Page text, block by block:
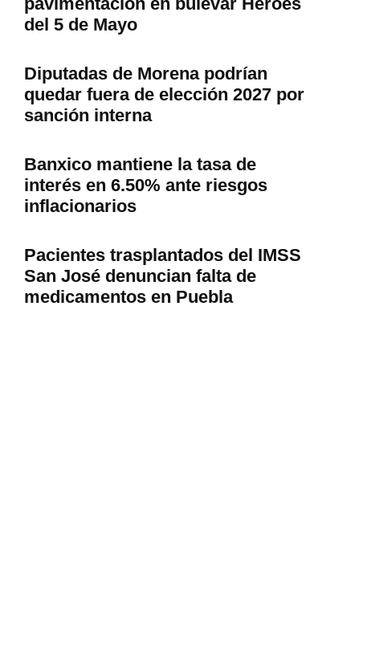
del 5 de Mayo
Diputadas de Morena podrían
quedar fuera de elección 2027 por
sanción interna
Banxico mantiene la tasa de
interés en 6.50% ante riesgos
inflacionarios
Pacientes trasplantados del IMSS
San José denuncian falta de
medicamentos en Puebla